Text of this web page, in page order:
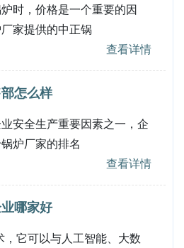
时，价格是一个重要的因
家提供的中正锅
查看详情
怎么样
安全生产重要因素之一，企
炉厂家的排名
查看详情
哪家好
它可以与人工智能、大数